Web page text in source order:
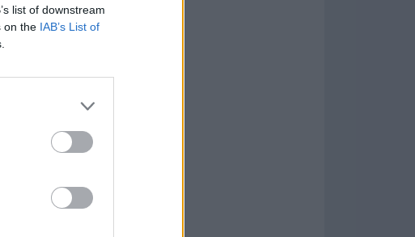
list of downstream
on the IAB’s List of